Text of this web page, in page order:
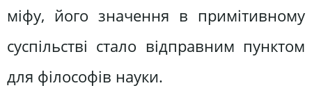
міфу, його значення в примітивному
суспільстві стало відправним пунктом
для філософів науки.